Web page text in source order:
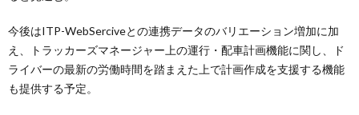
今後はITP-WebSerciveとの連携データのバリエーション増加に加
え、トラッカーズマネージャー上の運行・配車計画機能に関し、ド
ライバーの最新の労働時間を踏まえた上で計画作成を支援する機能
も提供する予定。